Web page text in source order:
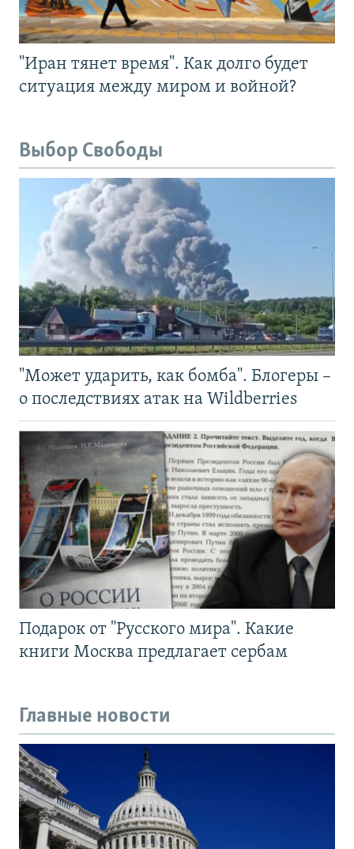
"Иран тянет время". Как долго будет
ситуация между миром и войной?
Выбор Свободы
"Может ударить, как бомба". Блогеры –
о последствиях атак на Wildberries
Подарок от "Русского мира". Какие
книги Москва предлагает сербам
Главные новости